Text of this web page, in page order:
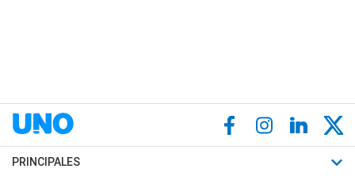
PRINCIPALES